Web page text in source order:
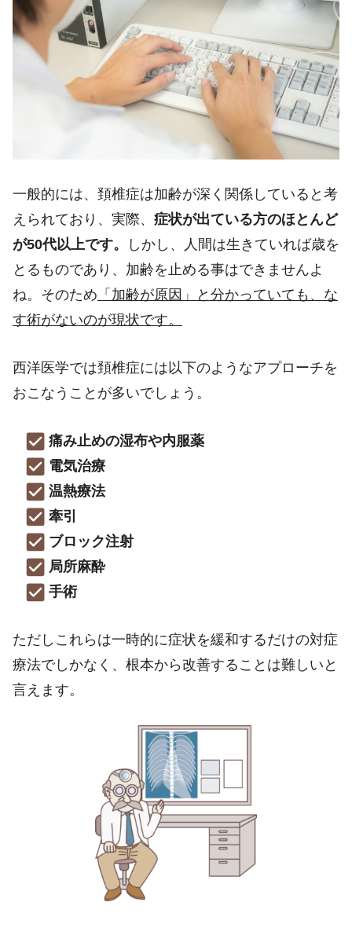
一般的には、頚椎症は加齢が深く関係していると考
えられており、実際、 症状が出ている方のほとんど
が50代以上です。
しかし、人間は生きていれば歳を
とるものであり、加齢を止める事はできませんよ
ね。そのため 「加齢が原因」と分かっていても、な
す術がないのが現状です。
西洋医学では頚椎症には以下のようなアプローチを
おこなうことが多いでしょう。
痛み止めの湿布や内服薬
電気治療
温熱療法
牽引
ブロック注射
局所麻酔
手術
ただしこれらは一時的に症状を緩和するだけの対症
療法でしかなく、根本から改善することは難しいと
言えます。